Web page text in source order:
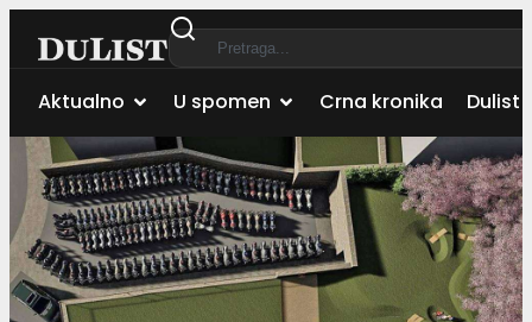
Aktualno U spomen Crna kronika Dulist